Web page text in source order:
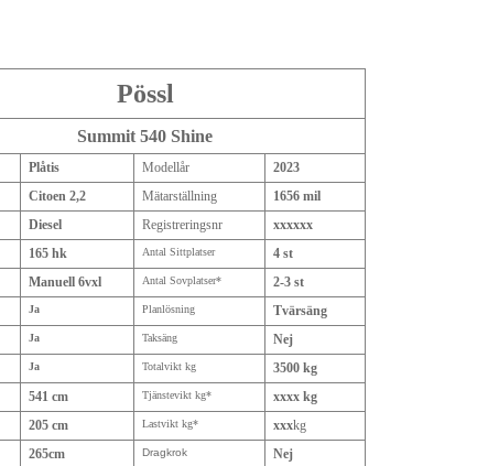
Pössl
Summit 540 Shine
Plåtis Modellår
2023
Citoen 2,2 Mätarställning
1656 mil
Diesel Registreringsnr xxxxxx
165 hk Antal Sittplatser 4 st
Manuell 6vxl Antal Sovplatser* 2-3 st
Ja Planlösning Tvärsäng
Ja Taksäng Nej
Ja Totalvikt kg 3500 kg
541 cm Tjänstevikt kg* xxxx kg
205 cm Lastvikt kg* xxxkg
265cm Dragkrok Nej